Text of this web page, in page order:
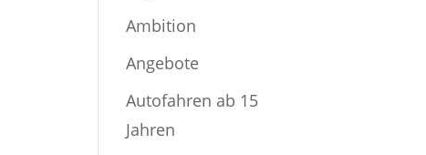
Ambition
Angebote
Autofahren ab 15
Jahren